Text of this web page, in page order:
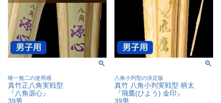
唯一無二の使用感
真竹正八角実戦型
『八角源心』
39男
八角小判型の決定版
真竹 八角小判実戦型 柄太
『飛鷹(ひよう) 金印』
39男